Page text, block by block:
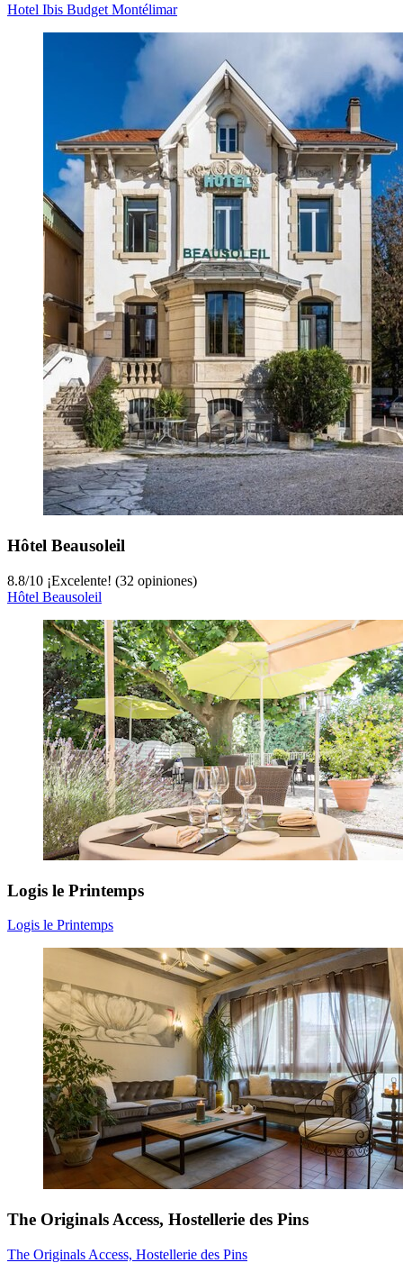
Hotel Ibis Budget Montélimar
Hôtel Beausoleil
8.8/10 ¡Excelente! (32 opiniones)
Hôtel Beausoleil
Logis le Printemps
Logis le Printemps
The Originals Access, Hostellerie des Pins
The Originals Access, Hostellerie des Pins